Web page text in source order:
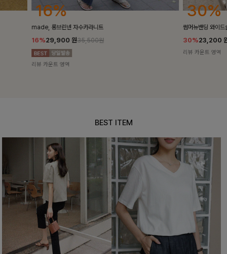
30%
썸머뉴밴딩 와이드슬랙스[S,M,L사이즈]
30% 23,200원33,100원
리뷰 카운트 영역
밴스트라이프
25%
BEST ITEM